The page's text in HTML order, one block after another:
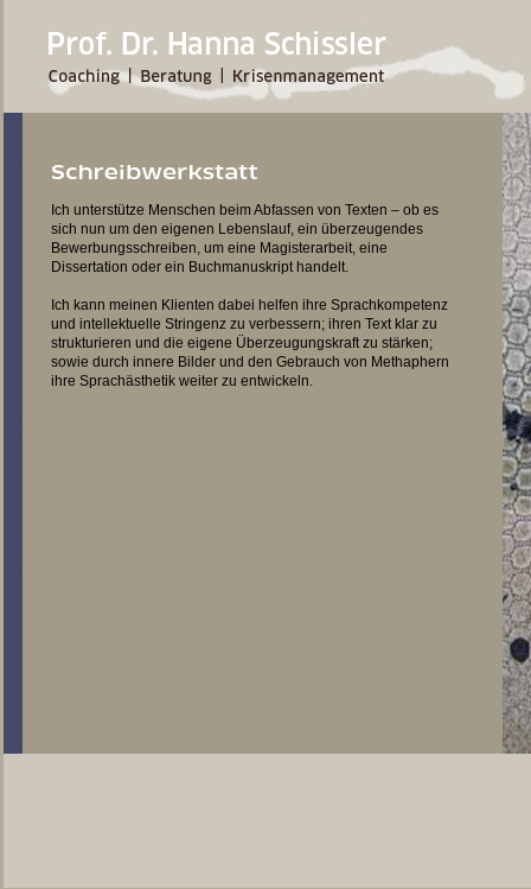
Ich unterstütze Menschen beim Abfassen von Texten – ob es
sich nun um den eigenen Lebenslauf, ein überzeugendes
Bewerbungsschreiben, um eine Magisterarbeit, eine
Dissertation oder ein Buchmanuskript handelt.
Ich kann meinen Klienten dabei helfen ihre Sprachkompetenz
und intellektuelle Stringenz zu verbessern; ihren Text klar zu
strukturieren und die eigene Überzeugungskraft zu stärken;
sowie durch innere Bilder und den Gebrauch von Methaphern
ihre Sprachästhetik weiter zu entwickeln.